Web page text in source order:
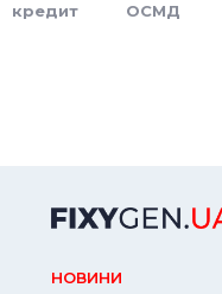
кредит ОСМД
НОВИНИ